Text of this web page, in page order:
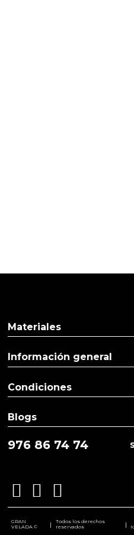
976 86 74 74
Materiales
Información general
Condiciones
Blogs
GRAN
VELADA ©
|
Todos los derechos
reservados
|